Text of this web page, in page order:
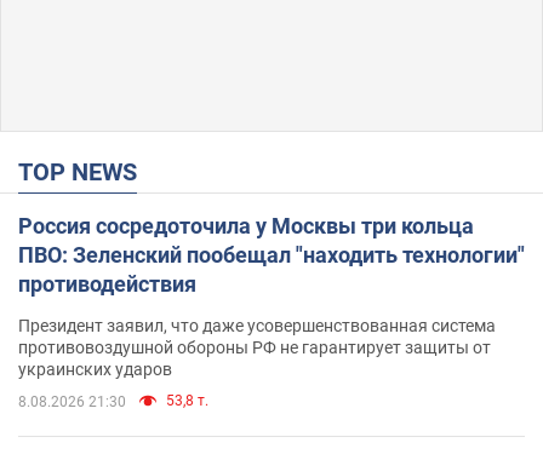
TOP NEWS
Россия сосредоточила у Москвы три кольца
ПВО: Зеленский пообещал "находить технологии"
противодействия
Президент заявил, что даже усовершенствованная система
противовоздушной обороны РФ не гарантирует защиты от
украинских ударов
8.08.2026 21:30 53,8 т.